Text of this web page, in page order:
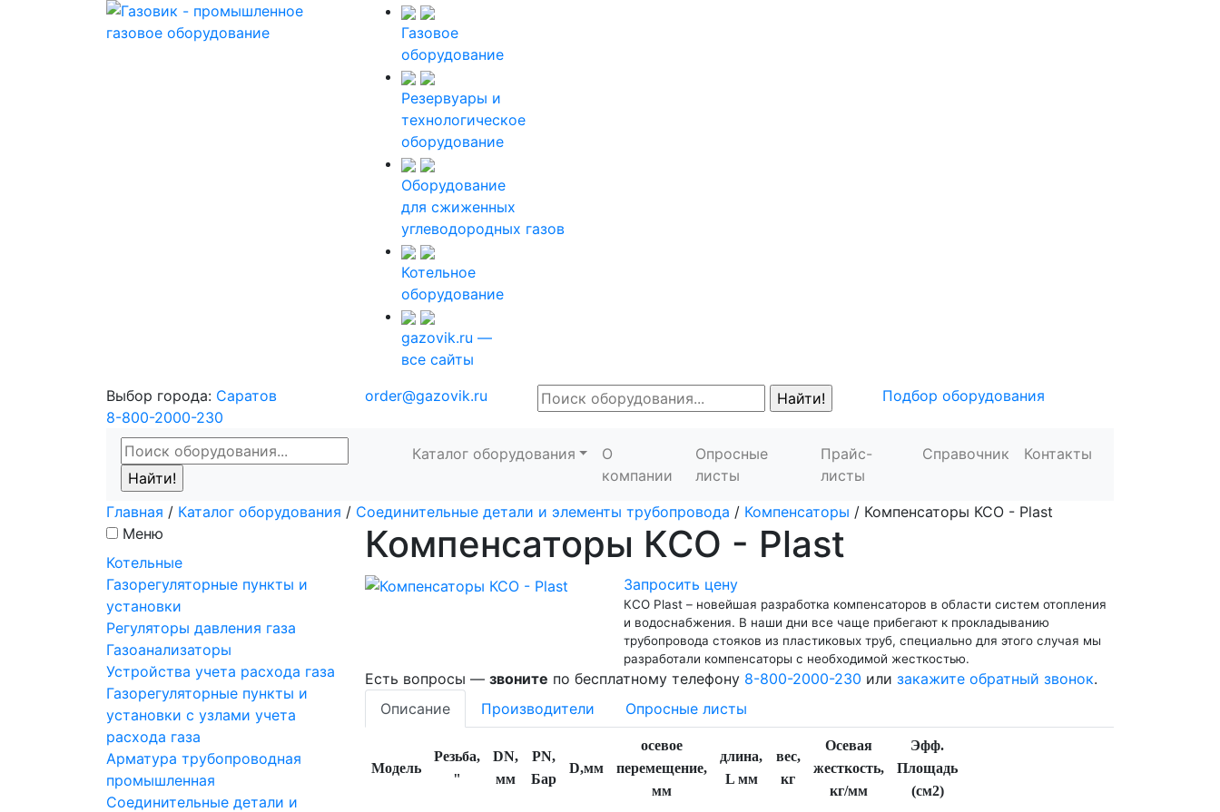
Газовое
оборудование
Резервуары и
технологическое
оборудование
Оборудование
для сжиженных
углеводородных газов
Котельное
оборудование
gazovik.ru —
все сайты
Выбор города: Саратов
8-800-2000-230
order@gazovik.ru Подбор оборудования
Каталог оборудования
О
компании
Опросные
листы
Прайс-
листы
Справочник Контакты
Главная / Каталог оборудования / Соединительные детали и элементы трубопровода / Компенсаторы / Компенсаторы КСО - Plast
Меню
Котельные
Газорегуляторные пункты и
установки
Регуляторы давления газа
Газоанализаторы
Устройства учета расхода газа
Газорегуляторные пункты и
установки с узлами учета
расхода газа
Арматура трубопроводная
промышленная
Соединительные детали и
Компенсаторы КСО - Plast
Запросить цену
КСО Plast – новейшая разработка компенсаторов в области систем отопления
и водоснабжения. В наши дни все чаще прибегают к прокладыванию
трубопровода стояков из пластиковых труб, специально для этого случая мы
разработали компенсаторы с необходимой жесткостью.
Есть вопросы — звоните по бесплатному телефону 8-800-2000-230 или закажите обратный звонок.
Описание
Производители Опросные листы
Модель
Резьба,
"
DN,
мм
PN,
Бар
D,мм
осевое
перемещение,
мм
длина,
L мм
вес,
кг
Осевая
жесткость,
кг/мм
Эфф.
Площадь
(см2)